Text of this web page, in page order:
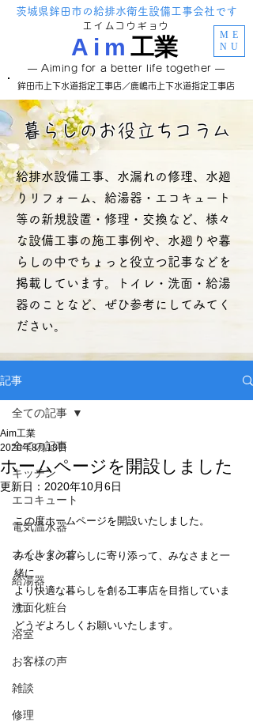
ME
NU
茨城県鉾田市の給排水衛生設備工事会社です
Aim 工業
エイムコウギョウ
― Aiming for a better life together ―
鉾田市上下水道指定工事店／鹿嶋市上下水道指定工事店
暮らしのお役立ちコラム
給排水設備工事、水漏れの修理、水廻
りリフォーム、給湯器・エコキュート
等の新規設置・修理・交換など、様々
な設備工事の施工事例や、水廻りや暮
らしの中でちょっと役立つ記事などを
掲載しています。トイレ・洗面・給湯
器のことなど、ぜひ参考にしてみてく
ださい。
記事
全ての記事
キッチン
エコキュート
電気温水器
オイルタンク
給湯器
洗面化粧台
浴室
お客様の声
雑談
修理
全ての記事
ホームページを開設しました
Aim工業
2020年8月18日
更新日： 2020年10月6日
この度ホームページを開設いたしました。
みなさまの暮らしに寄り添って、みなさまと一
緒に
より快適な暮らしを創る工事店を目指していま
す。
どうぞよろしくお願いいたします。